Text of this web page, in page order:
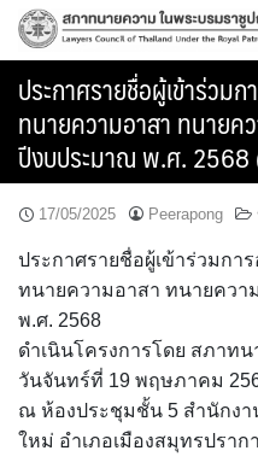
Skip
ประกาศรายชื่อผู้เข้าร่วม
ทนายความอาสา ทนายค
ปีงบประมาณ พ.ศ. 2568
17/05/2025 Peerapong
ประกาศรายชื่อผู้เข้าร่วมกา
ทนายความอาสา ทนายควา
พ.ศ. 2568
ดำเนินโครงการโดย สภาท
วันจันทร์ที่ 19 พฤษภาคม
ณ ห้องประชุมชั้น 5 สำนักงา
ใหม่ อำเภอเมืองสมุทรปรา